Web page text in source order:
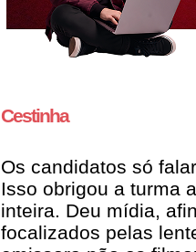
Cestinha
Os candidatos só
Isso obrigou a turma
inteira. Deu mídia,
focalizados pelas